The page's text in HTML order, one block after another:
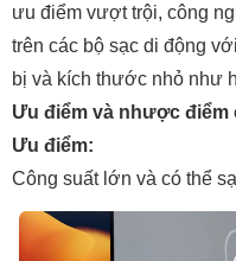
ưu điểm vượt trội, công
trên các bộ sạc di động
bị và kích thước nhỏ như
Ưu điểm và nhược điểm
Ưu điểm:
Công suất lớn và có thể